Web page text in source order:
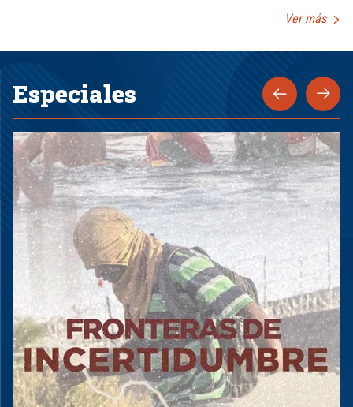
Ver más
Especiales